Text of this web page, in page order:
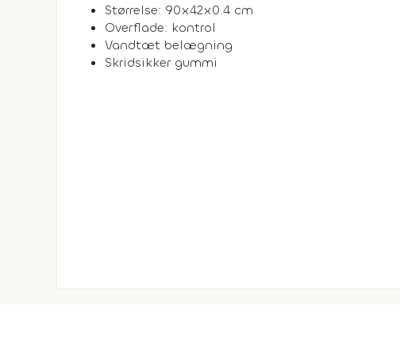
Størrelse: 90x42x0.4 cm
Overflade: kontrol
Vandtæt belægning
Skridsikker gummi